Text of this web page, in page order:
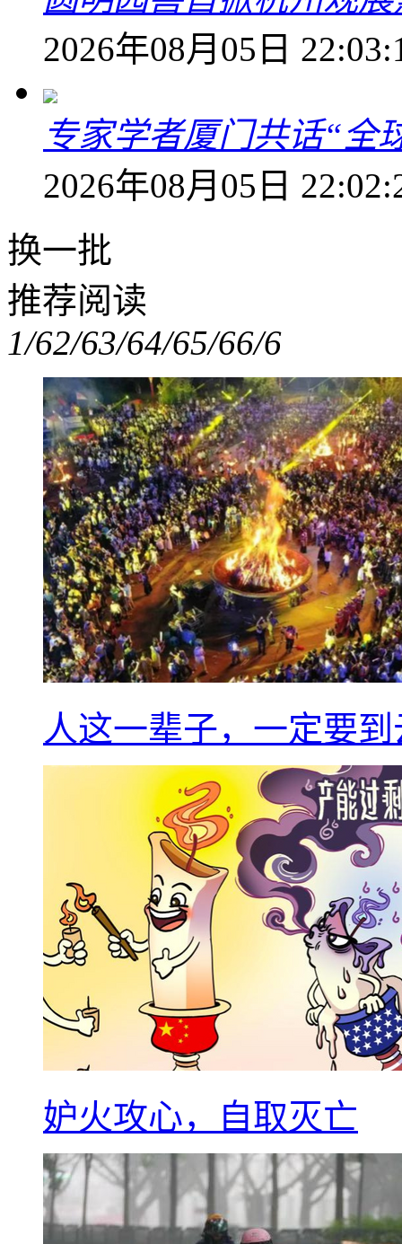
2026年08月05日
专家学者厦门共话“全
2026年08月05日
换一批
推荐阅读
1/62/63/64/65/66/6
人这一辈子，一定要
妒火攻心，自取灭亡